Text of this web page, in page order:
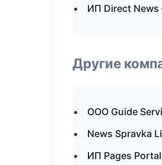
ИП Direct
Другие
ООО Guide
News Spravka
ИП Pages